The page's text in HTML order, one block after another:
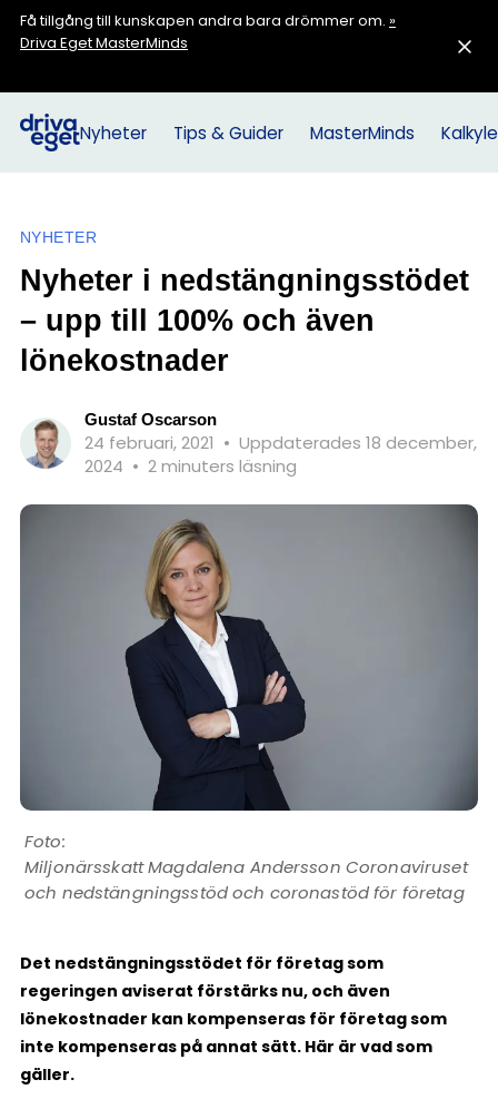
Få tillgång till kunskapen andra bara drömmer om. »
Driva Eget MasterMinds
Nyheter Tips & Guider MasterMinds
NYHETER
Nyheter i nedstängningsstödet
– upp till 100% och även
lönekostnader
Gustaf Oscarson
24 februari, 2021 • Uppdaterades 18 december,
2024 • 2 minuters läsning
Miljonärsskatt Magdalena Andersson Coronaviruset
och nedstängningsstöd och coronastöd för företag
Det nedstängningsstödet för företag som
regeringen aviserat förstärks nu, och även
lönekostnader kan kompenseras för företag som
inte kompenseras på annat sätt. Här är vad som
gäller.